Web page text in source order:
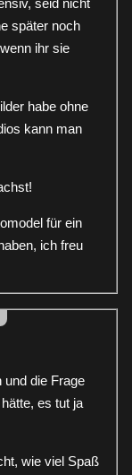
später noch
ihr sie
habe ohne
kann man
für ein
ich freu
und die Frage
es tut ja
wie viel Spaß